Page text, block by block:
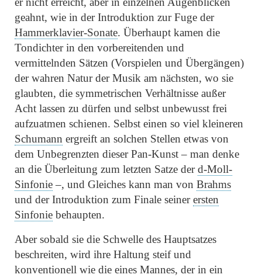
geahnt, wie in der Introduktion zur Fuge der
Hammerklavier-Sonate. Überhaupt kamen die
Tondichter in den vorbereitenden und
vermittelnden Sätzen (Vorspielen und Übergängen)
der wahren Natur der Musik am nächsten, wo sie
glaubten, die symmetrischen Verhältnisse außer
Acht lassen zu dürfen und selbst unbewusst frei
aufzuatmen schienen. Selbst einen so viel kleineren
Schumann ergreift an solchen Stellen etwas von
dem Unbegrenzten dieser Pan-Kunst – man denke
an die Überleitung zum letzten Satze derd-Moll-
Sinfonie–, und Gleiches kann man von Brahms
und der Introduktion zum Finale seinerersten
Sinfonie behaupten.
Aber sobald sie die Schwelle des Hauptsatzes
beschreiten, wird ihre Haltung steif und
konventionell wie die eines Mannes, der in ein